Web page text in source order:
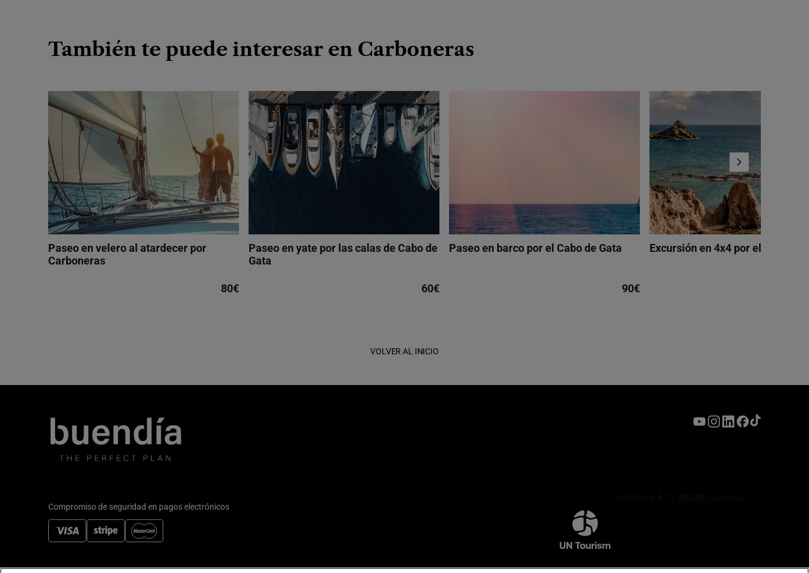
También te puede interesar en Carboneras
Paseo en velero al atardecer por
Carboneras
80€
Paseo en yate por las calas de Cabo de
Gata
60€
Paseo en barco por el Cabo de Gata
90€
Excursión en 4x4 por el Cabo de
VOLVER AL INICIO
Compromiso de seguridad en pagos electrónicos